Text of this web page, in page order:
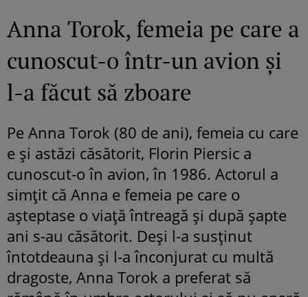
Anna Torok, femeia pe care a
cunoscut-o într-un avion și
l-a făcut să zboare
Pe Anna Torok (80 de ani), femeia cu care
e și astăzi căsătorit, Florin Piersic a
cunoscut-o în avion, în 1986. Actorul a
simțit că Anna e femeia pe care o
așteptase o viață întreagă și după șapte
ani s-au căsătorit. Deși l-a susținut
întotdeauna și l-a înconjurat cu multă
dragoste, Anna Torok a preferat să